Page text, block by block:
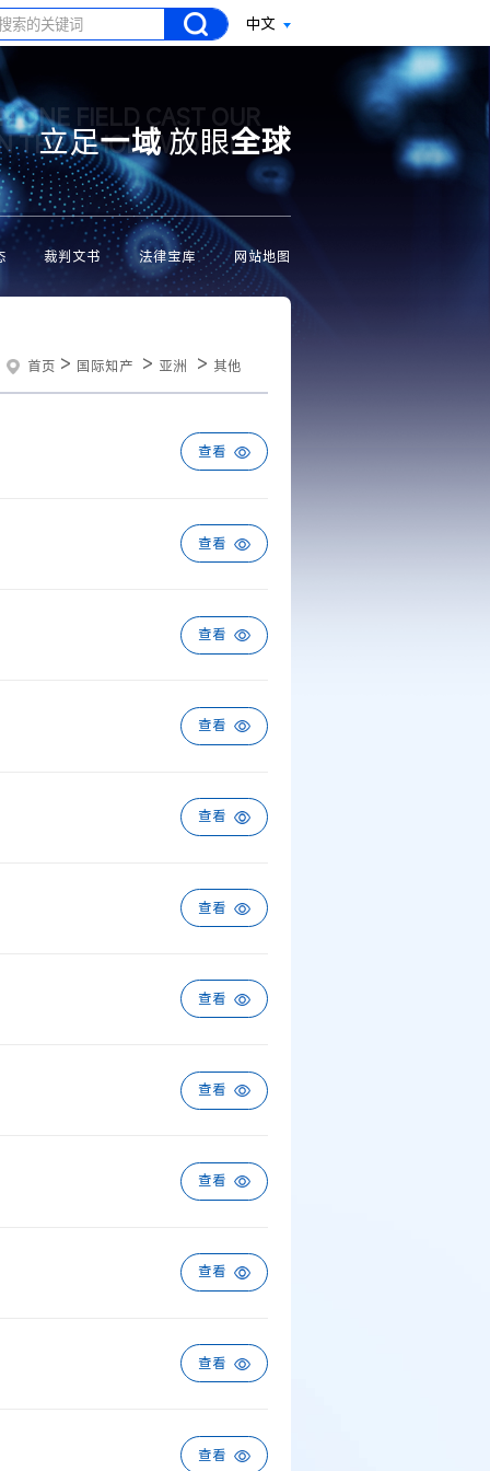
中文
ONE FIELD CAST OUR
THE WHOLE WORLD
立足一域放眼全球
裁判文书 法律宝库 网站地图
首页 > 国际知产 > 亚洲 > 其他
查看
查看
查看
查看
查看
查看
查看
查看
查看
查看
查看
查看